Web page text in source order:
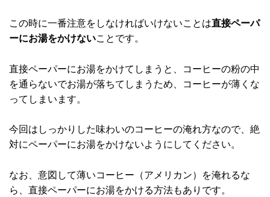
この時に一番注意をしなければいけないことは直接ペーパ
ーにお湯をかけないことです。
直接ペーパーにお湯をかけてしまうと、コーヒーの粉の中
を通らないでお湯が落ちてしまうため、コーヒーが薄くな
ってしまいます。
今回はしっかりした味わいのコーヒーの淹れ方なので、絶
対にペーパーにお湯をかけないようにしてください。
なお、意図して薄いコーヒー（アメリカン）を淹れるな
ら、直接ペーパーにお湯をかける方法もありです。